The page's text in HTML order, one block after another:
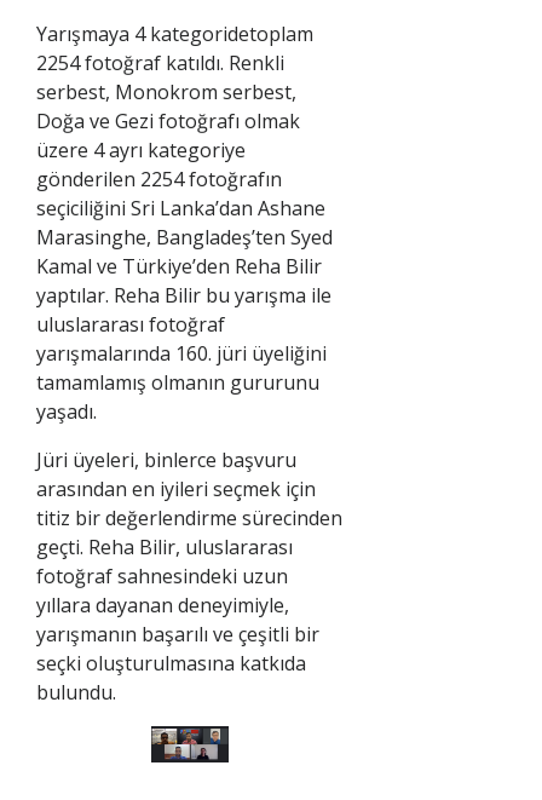
Yarışmaya 4 kategoridetoplam
2254 fotoğraf katıldı. Renkli
serbest, Monokrom serbest,
Doğa ve Gezi fotoğrafı olmak
üzere 4 ayrı kategoriye
gönderilen 2254 fotoğrafın
seçiciliğini Sri Lanka’dan Ashane
Marasinghe, Bangladeş’ten Syed
Kamal ve Türkiye’den Reha Bilir
yaptılar. Reha Bilir bu yarışma ile
uluslararası fotoğraf
yarışmalarında 160. jüri üyeliğini
tamamlamış olmanın gururunu
yaşadı.
Jüri üyeleri, binlerce başvuru
arasından en iyileri seçmek için
titiz bir değerlendirme sürecinden
geçti. Reha Bilir, uluslararası
fotoğraf sahnesindeki uzun
yıllara dayanan deneyimiyle,
yarışmanın başarılı ve çeşitli bir
seçki oluşturulmasına katkıda
bulundu.